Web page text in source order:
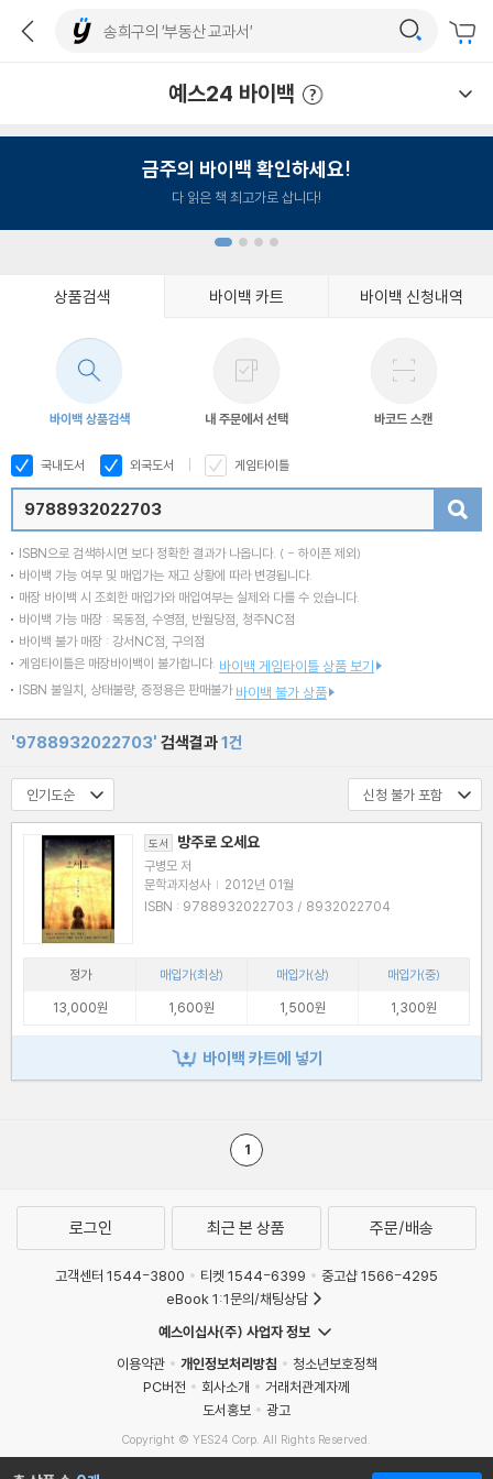
예스24 바이백
금주의 바이백 확인하세요!
다 읽은 책 최고가로 삽니다!
상품검색 바이백 카트 바이백 신청내역
바이백 상품검색 내 주문에서 선택 바코드 스캔
국내도서 외국도서 게임타이틀
ISBN으로 검색하시면 보다 정확한 결과가 나옵니다. ( - 하이픈 제외)
바이백 가능 여부 및 매입가는 재고 상황에 따라 변경됩니다.
매장 바이백 시 조회한 매입가와 매입여부는 실제와 다를 수 있습니다.
바이백 가능 매장 : 목동점, 수영점, 반월당점, 청주NC점
바이백 불가 매장 : 강서NC점, 구의점
게임타이틀은 매장바이백이 불가합니다. 바이백 게임타이틀 상품 보기
ISBN 불일치, 상태불량, 증정용은 판매불가 바이백 불가 상품
'9788932022703' 검색결과1건
도서 방주로 오세요
구병모 저
문학과지성사 | 2012년 01월
ISBN : 9788932022703 / 8932022704
정가 매입가(최상) 매입가(상)
매입가(중)
13,000원
1,600원 1,500원 1,300원
바이백 카트에 넣기
1
로그인 최근 본 상품 주문/배송
고객센터 1544-3800 티켓 1544-6399
중고샵 1566-4295
eBook 1:1문의/채팅상담
예스이십사(주) 사업자 정보
이용약관
개인정보처리방침
청소년보호정책
PC버전
회사소개
거래처관계자께
도서홍보
광고
Copyright © YES24 Corp. All Rights Reserved.
MATOM15